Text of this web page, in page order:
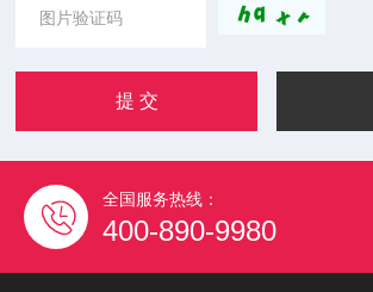
全国服务热线：
400-890-9980